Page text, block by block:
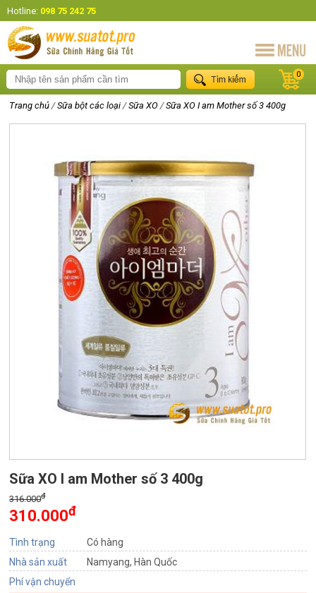
Hotline: 098 75 242 75
0
Trang chủ / Sữa bột các loại / Sữa XO / Sữa XO I am Mother số 3 400g
Sữa XO I am Mother số 3 400g
316.000đ
310.000đ
Tình trạng
Có hàng
Nhà sản xuất
Namyang, Hàn Quốc
Phí vận chuyển